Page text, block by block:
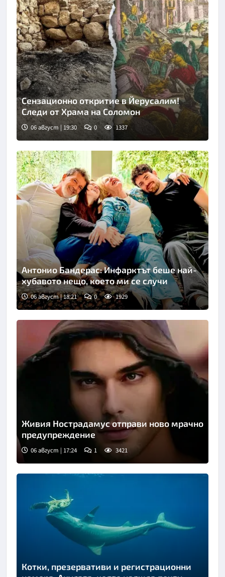
Снимка: Fox news
Сензационно откритие в Йерусалим!
Следи от Храма на Соломон
06 август | 19:30 0 1337
Снимка: Инстаграм
Антонио Бандерас: Инфарктът беше най-
хубавото нещо, което ми се случи
06 август | 18:21 0 1929
Живия Нострадамус отправи ново мрачно
предупреждение
06 август | 17:24 1 3421
Котки, презервативи и регистрационни